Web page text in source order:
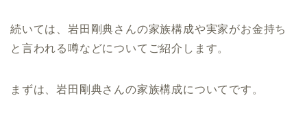
続いては、岩田剛典さんの家族構成や実家がお金持ち
と言われる噂などについてご紹介します。
まずは、岩田剛典さんの家族構成についてです。